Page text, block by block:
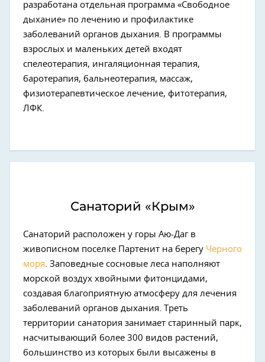
разработана отдельная программа «Свободное
дыхание» по лечению и профилактике
заболеваний органов дыхания. В программы
взрослых и маленьких детей входят
спелеотерапия, ингаляционная терапия,
баротерапия, бальнеотерапия, массаж,
физиотерапевтическое лечение, фитотерапия,
ЛФК.
Санаторий «Крым»
Санаторий расположен у горы Аю-Даг в
живописном поселке Партенит на берегу Черного
моря. Заповедные сосновые леса наполняют
морской воздух хвойными фитонцидами,
создавая благоприятную атмосферу для лечения
заболеваний органов дыхания. Треть
территории санатория занимает старинный парк,
насчитывающий более 300 видов растений,
большинство из которых были высажены в